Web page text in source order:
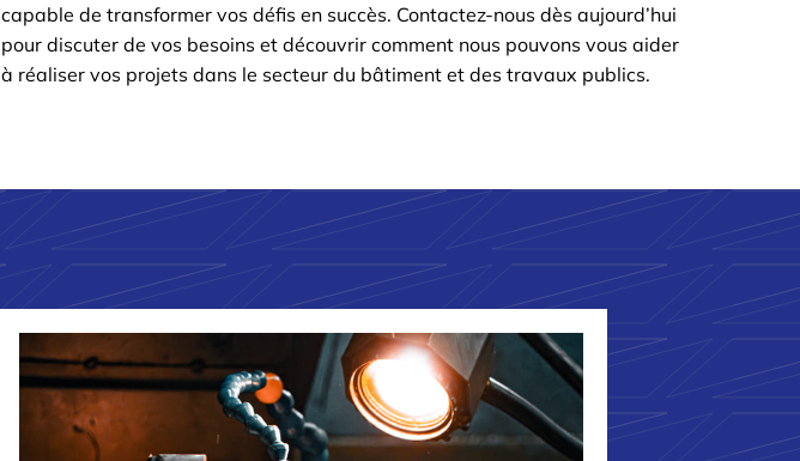
capable de transformer vos défis en succès. Contactez-nous dès aujourd’hui
pour discuter de vos besoins et découvrir comment nous pouvons vous aider
à réaliser vos projets dans le secteur du bâtiment et des travaux publics.